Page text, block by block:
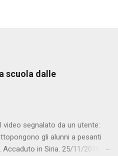
scuola dalle
video segnalato da un utente:
gli alunni a pesanti
in Siria. 25/11/2010